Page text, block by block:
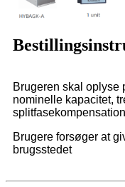
Brugeren skal
nominelle kapacitet,
Brugere forsøger at
brugsstedet